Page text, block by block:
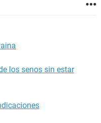
los senos sin estar